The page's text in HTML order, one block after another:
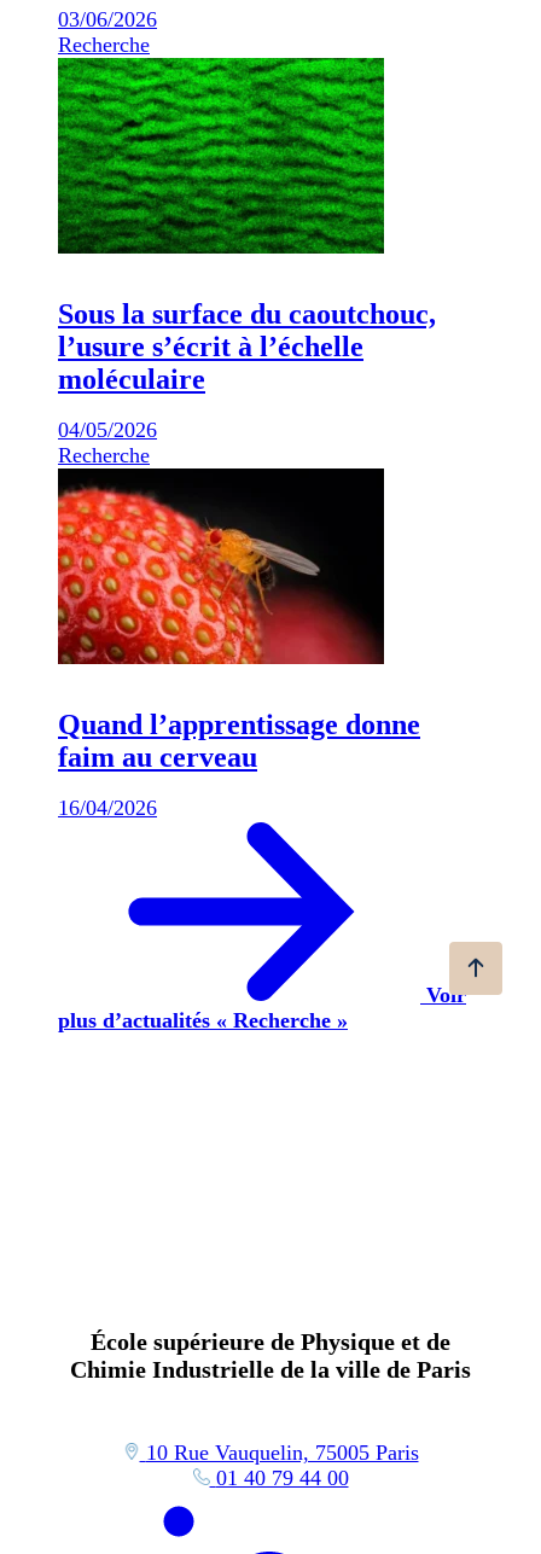
03/06/2026
Recherche
Sous la surface du caoutchouc,
l’usure s’écrit à l’échelle
moléculaire
04/05/2026
Recherche
Quand l’apprentissage donne
faim au cerveau
16/04/2026
Voir
plus d’actualités « Recherche »
École supérieure de Physique et de
Chimie Industrielle de la ville de Paris
10 Rue Vauquelin, 75005 Paris
01 40 79 44 00